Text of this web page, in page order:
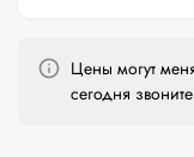
Цены могут
сегодня